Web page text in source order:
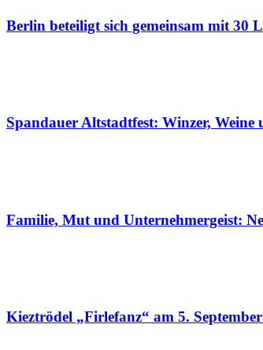
Berlin beteiligt sich gemeinsam mit 30
Spandauer Altstadtfest: Winzer, Weine
Familie, Mut und Unternehmergeist:
Kieztrödel „Firlefanz“ am 5.